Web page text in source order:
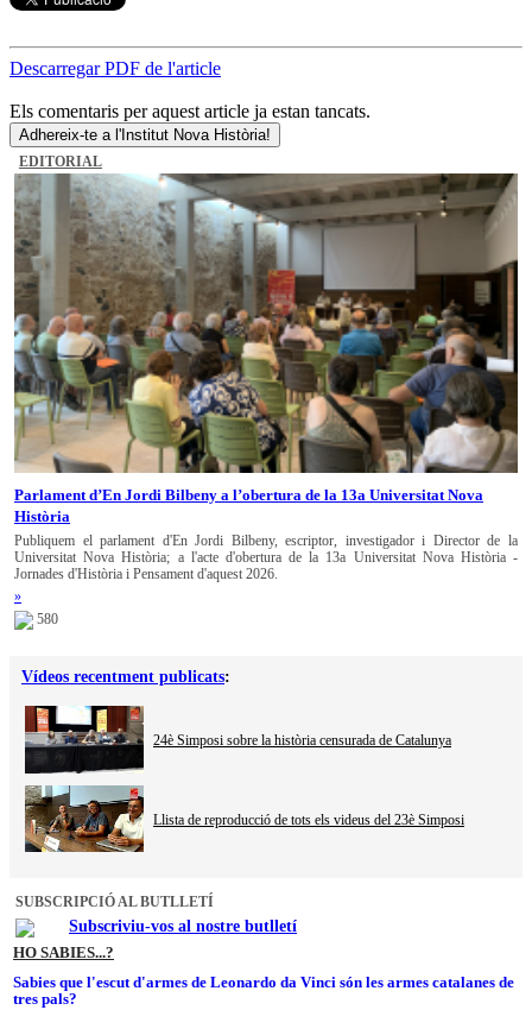
Descarregar PDF de l'article
Els comentaris per aquest article ja estan tancats.
Adhereix-te a l'Institut Nova Història!
EDITORIAL
Parlament d’En Jordi Bilbeny a l’obertura de la 13a Universitat Nova
Història
Publiquem el parlament d'En Jordi Bilbeny, escriptor, investigador i Director de la
Universitat Nova Història; a l'acte d'obertura de la 13a Universitat Nova Història -
Jornades d'Història i Pensament d'aquest 2026.
»
580
Vídeos recentment publicats:
24è Simposi sobre la història censurada de Catalunya
Llista de reproducció de tots els videus del 23è Simposi
SUBSCRIPCIÓ AL BUTLLETÍ
Subscriviu-vos al nostre butlletí
HO SABIES...?
Sabies que l'escut d'armes de Leonardo da Vinci són les armes catalanes de
tres pals?